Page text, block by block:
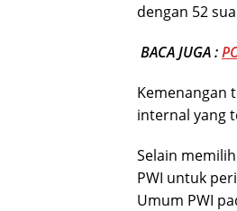
dengan 52
BACA JUGA :
Kemenangan
internal yang
Selain
PWI untuk
Umum PWI